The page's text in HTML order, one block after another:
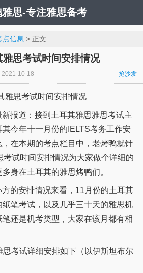
思-专注雅思备考
点信息 > 正文
思考试时间安排情况
2021-10-18 抢沙发
雅思考试时间安排情况
报道：接到土耳其雅思雅思考试主
今年十一月份的IELTS考务工作安
在本期的考点栏目中，老烤鸭就针
考试时间安排情况为大家做个详细的
身在土耳其的雅思烤鸭们。
的安排情况来看，11月份的土耳其
笔考试，以及几乎三十天的雅思机
还是机考类型，大家在该月都有相
思考试详细安排如下（以伊斯坦布尔